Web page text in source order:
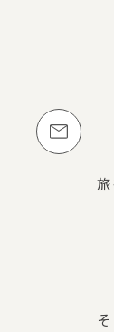
お問い合
メールで